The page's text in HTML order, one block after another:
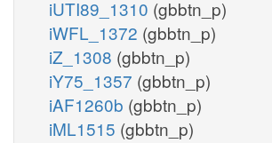
iUTI89_1310 (gbbtn_p)
iWFL_1372 (gbbtn_p)
iZ_1308 (gbbtn_p)
iY75_1357 (gbbtn_p)
iAF1260b (gbbtn_p)
iML1515 (gbbtn_p)